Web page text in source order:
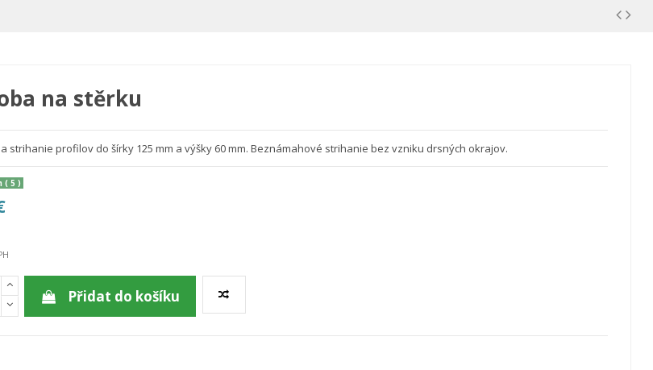
na stěrku
strihanie profilov do šírky 125 mm a výšky 60 mm. Beznámahové strihanie bez vzniku drsných okrajov.
( 5 )
Přidat do košíku